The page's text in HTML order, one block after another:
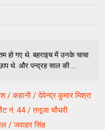
हो गए थे. बहराइच में उनके चाचा
थे. और पन्द्रह साल की ...
/ कहानी / देवेन्द्र कुमार मिश्रा
नं. 44 / तनूजा चौधरी
/ जवाहर सिंह